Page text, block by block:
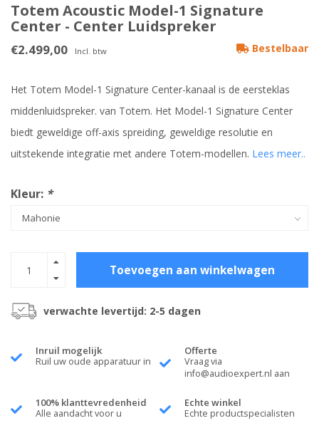
Totem Acoustic Model-1 Signature
Center - Center Luidspreker
€2.499,00 Incl. btw Bestelbaar
Het Totem Model-1 Signature Center-kanaal is de eersteklas
middenluidspreker. van Totem. Het Model-1 Signature Center
biedt geweldige off-axis spreiding, geweldige resolutie en
uitstekende integratie met andere Totem-modellen. Lees meer..
Kleur: *
Toevoegen aan winkelwagen
verwachte levertijd: 2-5 dagen
Inruil mogelijk
Ruil uw oude apparatuur in
Offerte
Vraag via
info@audioexpert.nl aan
100% klanttevredenheid
Alle aandacht voor u
Echte winkel
Echte productspecialisten